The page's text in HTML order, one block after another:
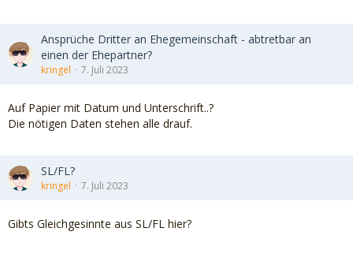
Ansprüche Dritter an Ehegemeinschaft - abtretbar an
einen der Ehepartner?
kringel 7. Juli 2023
Auf Papier mit Datum und Unterschrift..?
Die nötigen Daten stehen alle drauf.
SL/FL?
kringel 7. Juli 2023
Gibts Gleichgesinnte aus SL/FL hier?